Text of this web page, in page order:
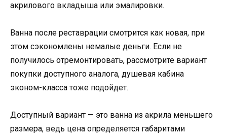
акрилового вкладыша или эмалировки.
Ванна после реставрации смотрится как новая, при
этом сэкономлены немалые деньги. Если не
получилось отремонтировать, рассмотрите вариант
покупки доступного аналога, душевая кабина
эконом-класса тоже подойдет.
Доступный вариант — это ванна из акрила меньшего
размера, ведь цена определяется габаритами